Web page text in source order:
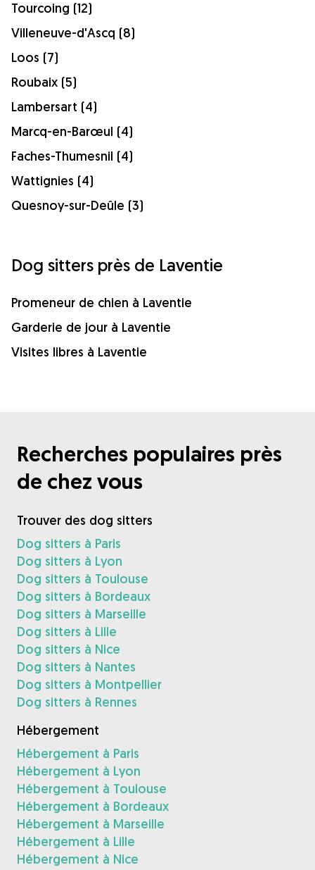
Tourcoing (12)
Villeneuve-d'Ascq (8)
Loos (7)
Roubaix (5)
Lambersart (4)
Marcq-en-Barœul (4)
Faches-Thumesnil (4)
Wattignies (4)
Quesnoy-sur-Deûle (3)
Dog sitters près de Laventie
Promeneur de chien à Laventie
Garderie de jour à Laventie
Visites libres à Laventie
Recherches populaires près
de chez vous
Trouver des dog sitters
Dog sitters à Paris
Dog sitters à Lyon
Dog sitters à Toulouse
Dog sitters à Bordeaux
Dog sitters à Marseille
Dog sitters à Lille
Dog sitters à Nice
Dog sitters à Nantes
Dog sitters à Montpellier
Dog sitters à Rennes
Hébergement
Hébergement à Paris
Hébergement à Lyon
Hébergement à Toulouse
Hébergement à Bordeaux
Hébergement à Marseille
Hébergement à Lille
Hébergement à Nice